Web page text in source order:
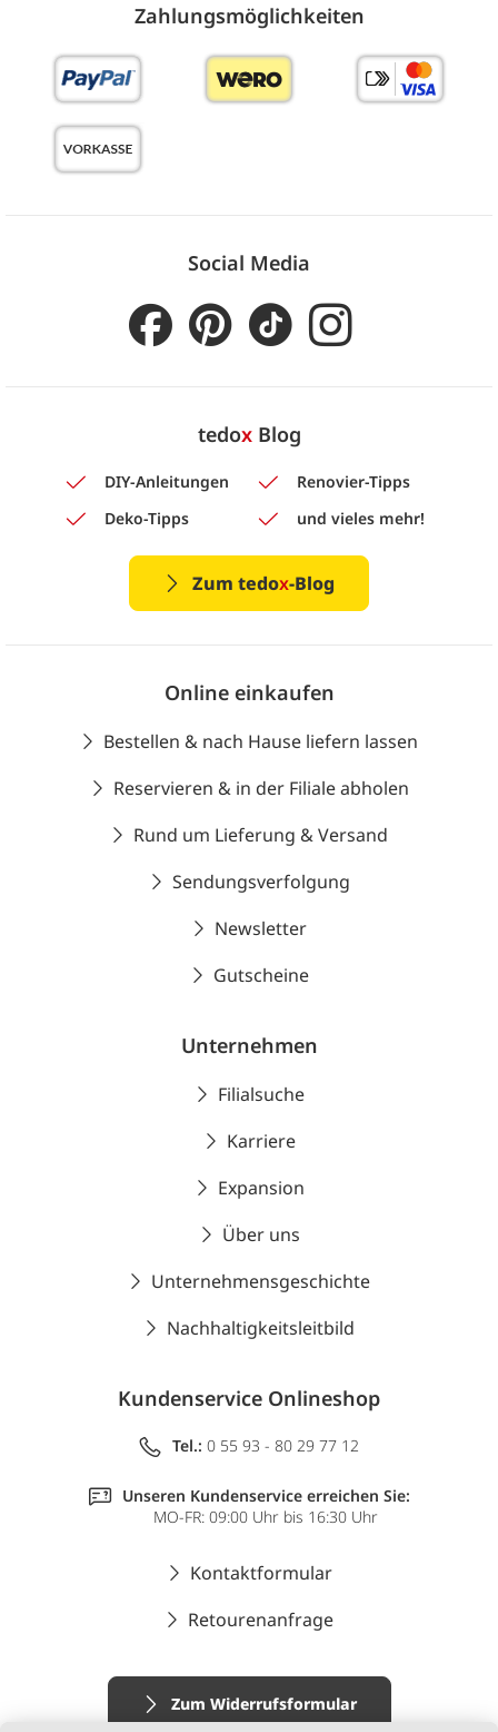
Zahlungs­möglich­keiten
Social Media
tedoxBlog
DIY-Anleitungen
Renovier-Tipps
Deko-Tipps
und vieles mehr!
Zum tedox-Blog
Online einkaufen
Bestellen & nach Hause liefern lassen
Reservieren & in der Filiale abholen
Rund um Lieferung & Versand
Sendungsverfolgung
Newsletter
Gutscheine
Unternehmen
Filialsuche
Karriere
Expansion
Über uns
Unternehmensgeschichte
Nachhaltigkeitsleitbild
Kundenservice Onlineshop
Tel.: 0 55 93 - 80 29 77 12
Unseren Kundenservice erreichen Sie:
MO-FR: 09:00 Uhr bis 16:30 Uhr
Kontaktformular
Retourenanfrage
Zum Widerrufsformular